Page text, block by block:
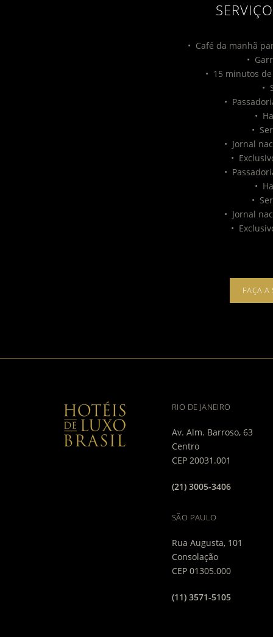
• Café da manhã
•
• 15 minutos
•
•
•
•
• Jornal
•
•
•
•
• Jornal
•
FAÇA A
RIO DE JANEIRO
Av. Alm. Barroso, 63
Centro
CEP 20031.001
(21) 3005-3406
SÃO PAULO
Rua Augusta, 101
Consolação
CEP 01305.000
(11) 3571-5105